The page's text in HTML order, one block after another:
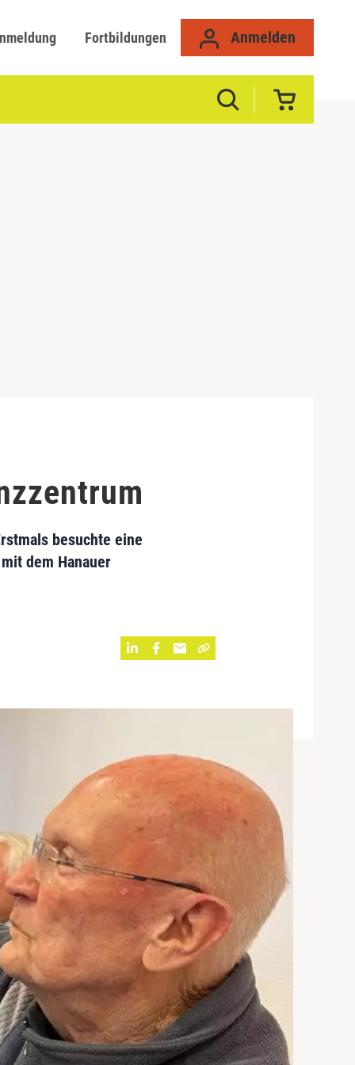
Fortbildungen Anmelden
besuchte eine
dem Hanauer